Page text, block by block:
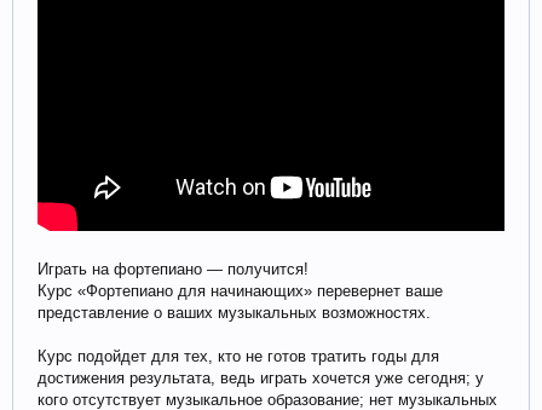
Играть на фортепиано — получится!
Курс «Фортепиано для начинающих» перевернет ваше
представление о ваших музыкальных возможностях.
Курс подойдет для тех, кто не готов тратить годы для
достижения результата, ведь играть хочется уже сегодня; у
кого отсутствует музыкальное образование; нет музыкальных